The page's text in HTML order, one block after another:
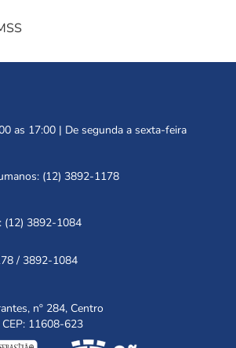
as 17:00 | De segunda a sexta-feira
(12) 3892-1178
(12) 3892-1084
/ 3892-1084
nº 284, Centro
11608-623